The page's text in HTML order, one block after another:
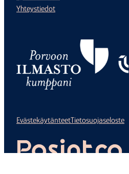
Yhteystiedot
EvästekäytänteetTietosuojaseloste